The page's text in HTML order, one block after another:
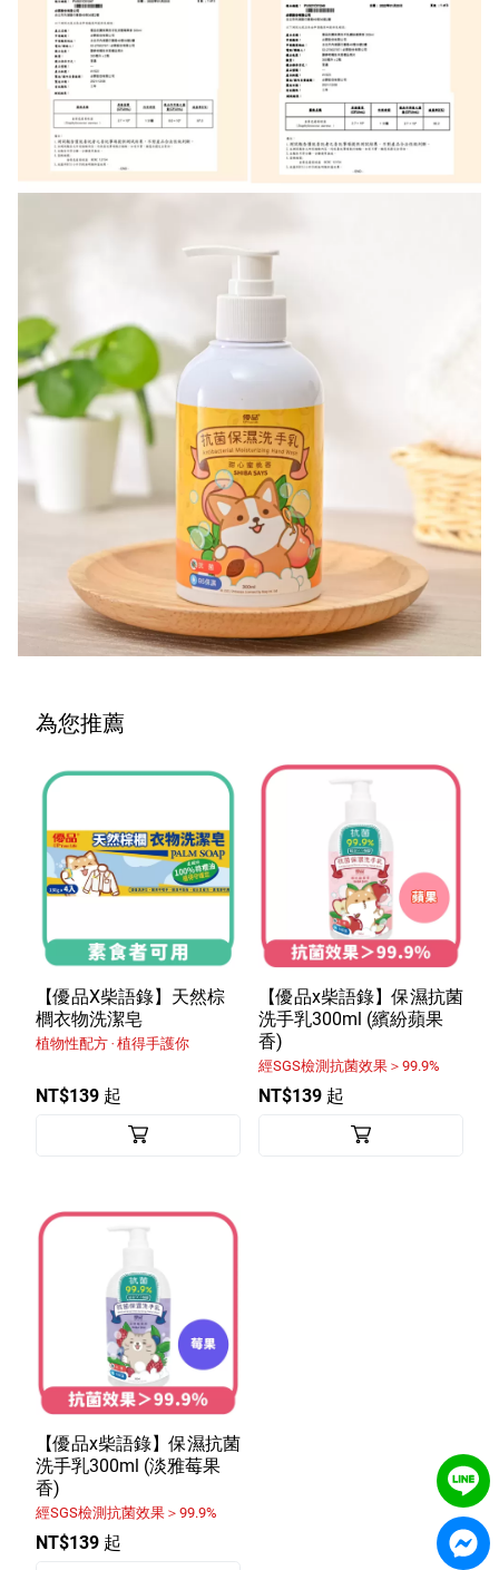
為您推薦
【優品X柴語錄】天然棕
櫚衣物洗潔皂
植物性配方 ‧ 植得手護你
NT$139 起
【優品x柴語錄】保濕抗菌
洗手乳300ml (繽紛蘋果
香)
經SGS檢測抗菌效果＞99.9%
NT$139 起
【優品x柴語錄】保濕抗菌
洗手乳300ml (淡雅莓果
香)
經SGS檢測抗菌效果＞99.9%
NT$139 起